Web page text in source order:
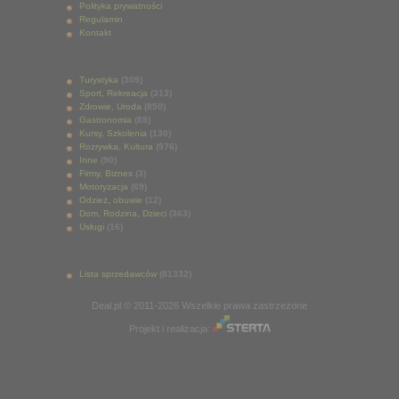
Polityka prywatności
Regulamin
Kontakt
Turystyka (309)
Sport, Rekreacja (313)
Zdrowie, Uroda (850)
Gastronomia (88)
Kursy, Szkolenia (130)
Rozrywka, Kultura (976)
Inne (90)
Firmy, Biznes (3)
Motoryzacja (69)
Odzież, obuwie (12)
Dom, Rodzina, Dzieci (363)
Usługi (16)
Lista sprzedawców (81332)
Deal.pl © 2011-2026 Wszelkie prawa zastrzeżone
Projekt i realizacja: